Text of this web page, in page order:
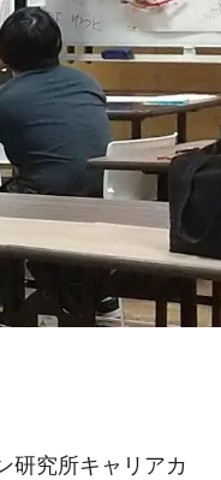
研究所キャリアカ